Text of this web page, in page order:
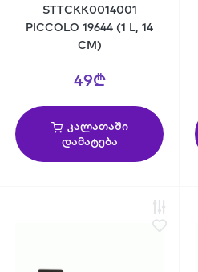
STTCKK0014001
PICCOLO 19644 (1 L, 14
CM)
49₾
კალათაში
დამატება